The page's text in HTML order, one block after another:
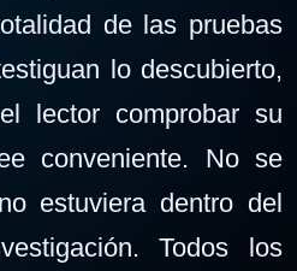
de las pruebas
lo descubierto,
lector comprobar su
conveniente. No se
estuviera dentro del
Todos los